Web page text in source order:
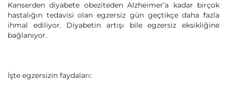
Kanserden diyabete obeziteden Alzheimer’a kadar birçok
hastalığın tedavisi olan egzersiz gün geçtikçe daha fazla
ihmal ediliyor. Diyabetin artışı bile egzersiz eksikliğine
bağlanıyor.
İşte egzersizin faydaları: